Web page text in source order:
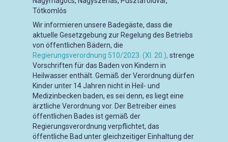
Tótkomlós
Wir informieren unsere Badegäste, dass die
aktuelle Gesetzgebung zur Regelung des Betriebs
von öffentlichen Bädern, die
Regierungsverordnung 510/2023. (XI. 20.), strenge
Vorschriften für das Baden von Kindern in
Heilwasser enthält. Gemäß der Verordnung dürfen
Kinder unter 14 Jahren nicht in Heil- und
Medizinbecken baden, es sei denn, es liegt eine
ärztliche Verordnung vor. Der Betreiber eines
öffentlichen Bades ist gemäß der
Regierungsverordnung verpflichtet, das
öffentliche Bad unter gleichzeitiger Einhaltung der